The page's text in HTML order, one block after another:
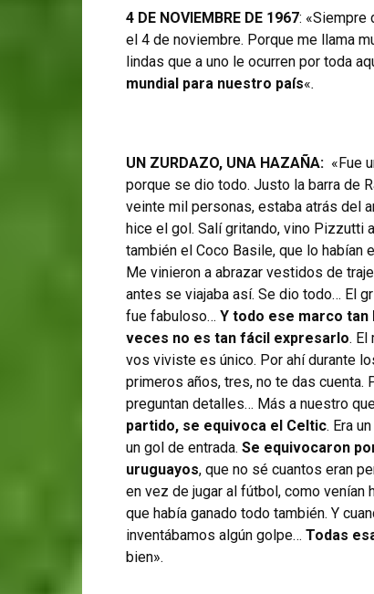
4 DE NOVIEMBRE DE 1967: «Siempre
el 4 de noviembre. Porque me llama
lindas que a uno le ocurren por toda
mundial para nuestro país«.
UN ZURDAZO, UNA HAZAÑA: «Fue
porque se dio todo. Justo la barra de
veinte mil personas, estaba atrás del
hice el gol. Salí gritando, vino Pizzutti
también el Coco Basile, que lo habían
Me vinieron a abrazar vestidos de
antes se viajaba así. Se dio todo… El
fue fabuloso… Y todo ese marco tan
veces no es tan fácil expresarlo. El
vos viviste es único. Por ahí durante
primeros años, tres, no te das cuenta.
preguntan detalles… Más a nuestro
partido, se equivoca el Celtic. Era
un gol de entrada. Se equivocaron
uruguayos, que no sé cuantos eran
en vez de jugar al fútbol, como venían
que había ganado todo también. Y
inventábamos algún golpe… Todas
bien».